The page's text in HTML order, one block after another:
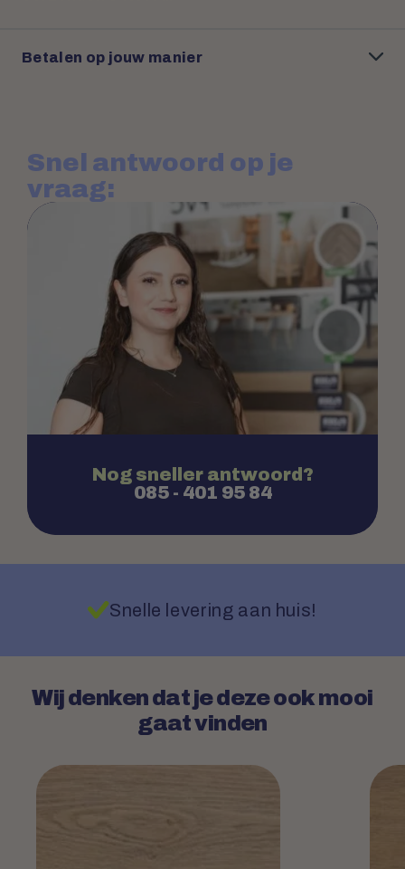
Betalen op jouw manier
Snel antwoord op je
vraag:
Nog sneller antwoord?
085 - 401 95 84
Snelle levering aan huis!
Wij denken dat je deze ook mooi
gaat vinden